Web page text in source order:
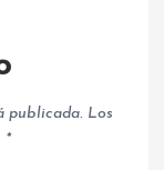
publicada. Los
*